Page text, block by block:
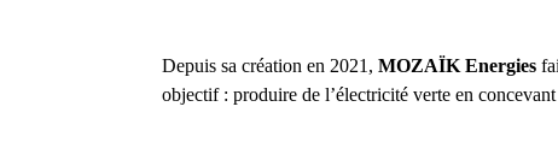
Depuis sa création en 2021,MOZAÏK Energies
objectif : produire de l’électricité verte en